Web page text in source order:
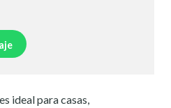
ideal para casas,